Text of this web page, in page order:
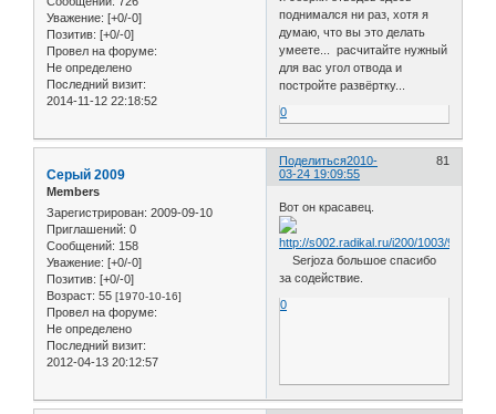
Уважение: [+0/-0]
Позитив: [+0/-0]
Провел на форуме:
Не определено
Последний визит:
2014-11-12 22:18:52
поднимался ни раз, хотя я
думаю, что вы это делать
умеете... расчитайте нужный
для вас угол отвода и
постройте развёртку...
0
Поделиться 81
2010-
03-24 19:09:55
Серый 2009
Members
Зарегистрирован: 2009-09-10
Приглашений: 0
Сообщений: 158
Уважение: [+0/-0]
Позитив: [+0/-0]
Возраст: 55 [1970-10-16]
Провел на форуме:
Не определено
Последний визит:
2012-04-13 20:12:57
Вот он красавец.
Serjoza большое спасибо
за содействие.
0